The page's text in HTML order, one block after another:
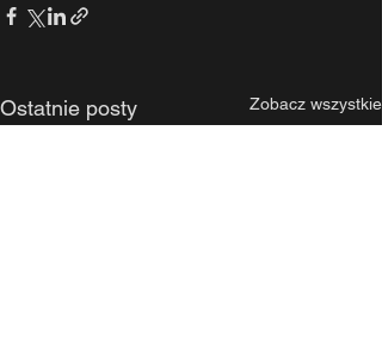
Ostatnie posty Zobacz wszystkie